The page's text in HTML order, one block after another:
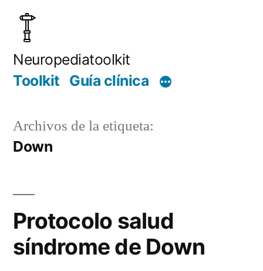
Saltar
contenido
Neuropediatoolkit
Toolkit Guía clínica
Archivos de la etiqueta:
Down
Protocolo salud
síndrome de Down